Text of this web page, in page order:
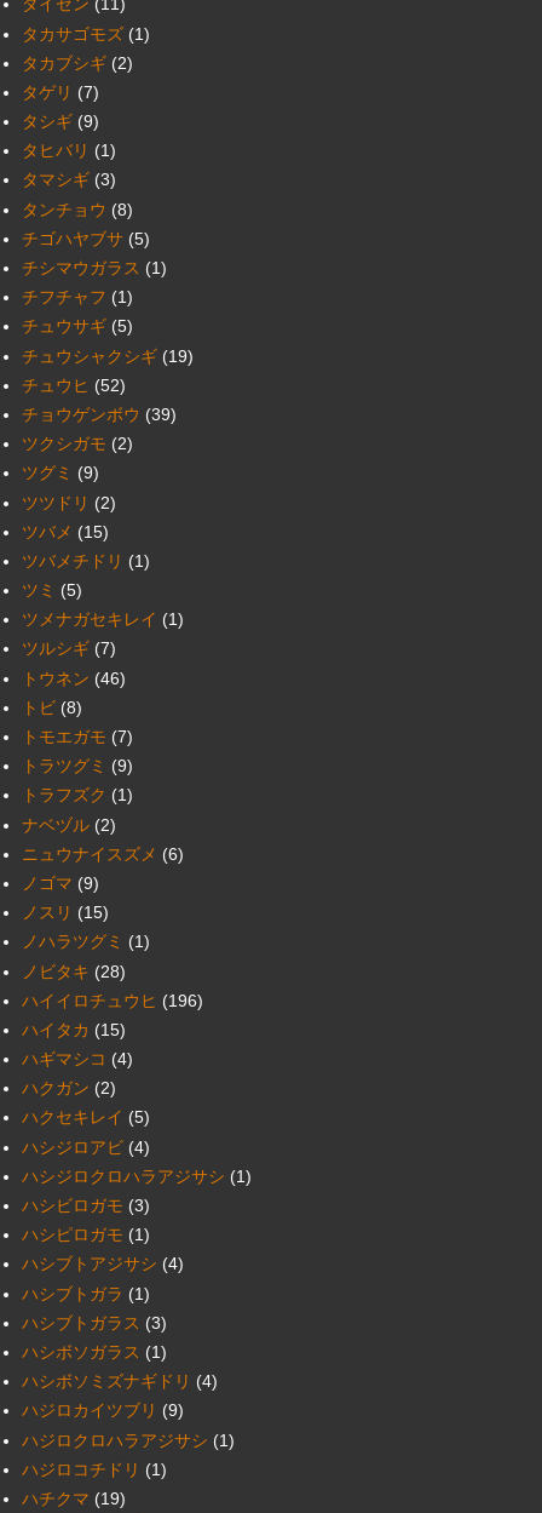
ダイゼン (11)
タカサゴモズ (1)
タカブシギ (2)
タゲリ (7)
タシギ (9)
タヒバリ (1)
タマシギ (3)
タンチョウ (8)
チゴハヤブサ (5)
チシマウガラス (1)
チフチャフ (1)
チュウサギ (5)
チュウシャクシギ (19)
チュウヒ (52)
チョウゲンボウ (39)
ツクシガモ (2)
ツグミ (9)
ツツドリ (2)
ツバメ (15)
ツバメチドリ (1)
ツミ (5)
ツメナガセキレイ (1)
ツルシギ (7)
トウネン (46)
トビ (8)
トモエガモ (7)
トラツグミ (9)
トラフズク (1)
ナベヅル (2)
ニュウナイスズメ (6)
ノゴマ (9)
ノスリ (15)
ノハラツグミ (1)
ノビタキ (28)
ハイイロチュウヒ (196)
ハイタカ (15)
ハギマシコ (4)
ハクガン (2)
ハクセキレイ (5)
ハシジロアビ (4)
ハシジロクロハラアジサシ (1)
ハシビロガモ (3)
ハシピロガモ (1)
ハシブトアジサシ (4)
ハシブトガラ (1)
ハシブトガラス (3)
ハシボソガラス (1)
ハシボソミズナギドリ (4)
ハジロカイツブリ (9)
ハジロクロハラアジサシ (1)
ハジロコチドリ (1)
ハチクマ (19)